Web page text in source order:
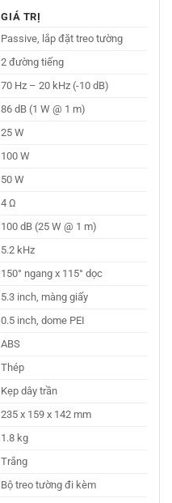
GIÁ TRỊ
Passive, lắp đặt treo tường
2 đường tiếng
70 Hz – 20 kHz (-10 dB)
86 dB (1 W @ 1 m)
25 W
100 W
50 W
4 Ω
100 dB (25 W @ 1 m)
5.2 kHz
150° ngang x 115° dọc
5.3 inch, màng giấy
0.5 inch, dome PEI
ABS
Thép
Kẹp dây trần
235 x 159 x 142 mm
1.8 kg
Trắng
Bộ treo tường đi kèm